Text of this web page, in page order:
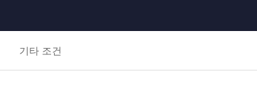
기타 조건